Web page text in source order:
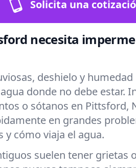
Solicita una
necesita
deshielo y
donde no debe estar.
o sótanos en Pittsford,
en grandes
y cómo viaja el agua.
suelen tener grietas